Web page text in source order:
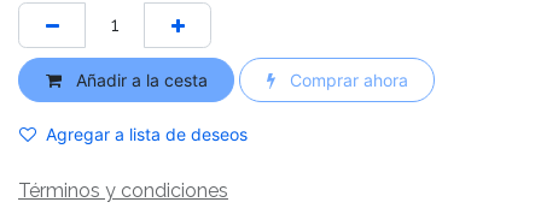
Añadir a la cesta Comprar ahora
Agregar a lista de deseos
Términos y condiciones